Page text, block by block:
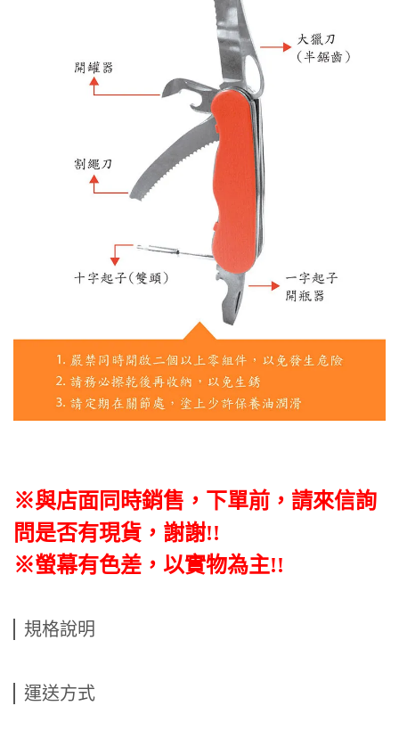
※與店面同時銷售 ， 下單前 ， 請來信詢
問是否有現貨，謝謝!!
※螢幕有色差，以實物為主!!
規格說明
運送方式